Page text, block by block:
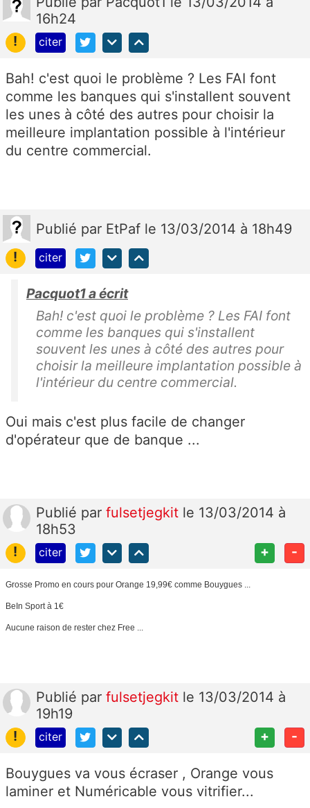
16h24
!
citer
Bah! c'est quoi le problème ? Les FAI font
comme les banques qui s'installent souvent
les unes à côté des autres pour choisir la
meilleure implantation possible à l'intérieur
du centre commercial.
Publié par EtPaf le 13/03/2014 à 18h49
!
citer
Pacquot1 a écrit
Bah! c'est quoi le problème ? Les FAI font
comme les banques qui s'installent
souvent les unes à côté des autres pour
choisir la meilleure implantation possible à
l'intérieur du centre commercial.
Oui mais c'est plus facile de changer
d'opérateur que de banque ...
Publié par fulsetjegkit le 13/03/2014 à
18h53
!
citer + -
Grosse Promo en cours pour Orange 19,99€ comme Bouygues ...
BeIn Sport à 1€
Aucune raison de rester chez Free ...
Publié par fulsetjegkit le 13/03/2014 à
19h19
!
citer + -
Bouygues va vous écraser , Orange vous
laminer et Numéricable vous vitrifier...